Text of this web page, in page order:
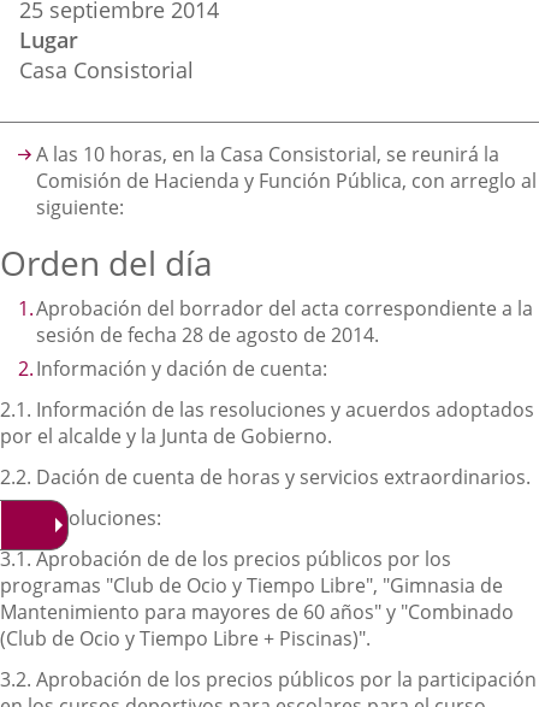
evento
25 septiembre 2014
Lugar
Casa Consistorial
Descripción
A las 10 horas, en la Casa Consistorial, se reunirá la
Comisión de Hacienda y Función Pública, con arreglo al
siguiente:
Orden del día
Aprobación del borrador del acta correspondiente a la
sesión de fecha 28 de agosto de 2014.
Información y dación de cuenta:
2.1. Información de las resoluciones y acuerdos adoptados
por el alcalde y la Junta de Gobierno.
2.2. Dación de cuenta de horas y servicios extraordinarios.
Resoluciones:
3.1. Aprobación de de los precios públicos por los
programas "Club de Ocio y Tiempo Libre", "Gimnasia de
Mantenimiento para mayores de 60 años" y "Combinado
(Club de Ocio y Tiempo Libre + Piscinas)".
3.2. Aprobación de los precios públicos por la participación